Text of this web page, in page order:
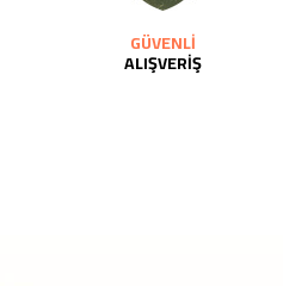
GÜVENLİ
ALIŞVERİŞ